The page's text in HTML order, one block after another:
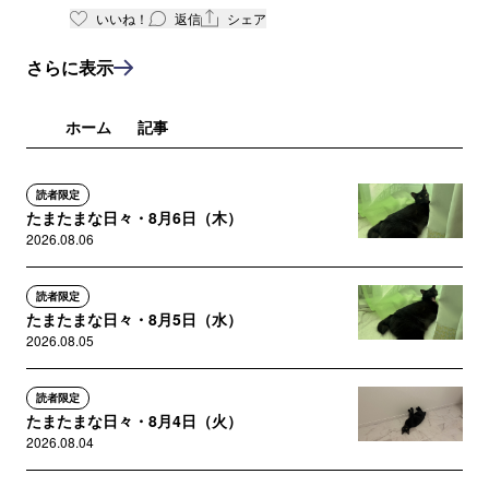
いいね！
返信 シェア
さらに表示
ホーム 記事
読者限定
たまたまな日々・8月6日（木）
2026.08.06
読者限定
たまたまな日々・8月5日（水）
2026.08.05
読者限定
たまたまな日々・8月4日（火）
2026.08.04